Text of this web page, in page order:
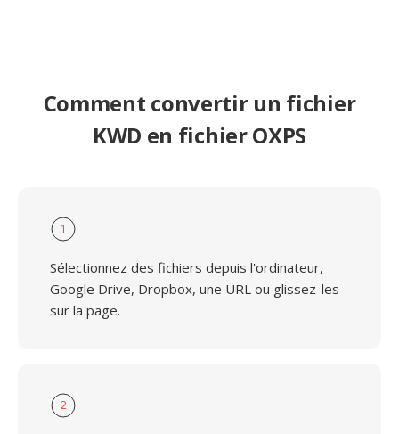
Comment convertir un fichier
KWD en fichier OXPS
1
Sélectionnez des fichiers depuis l'ordinateur,
Google Drive, Dropbox, une URL ou glissez-les
sur la page.
2